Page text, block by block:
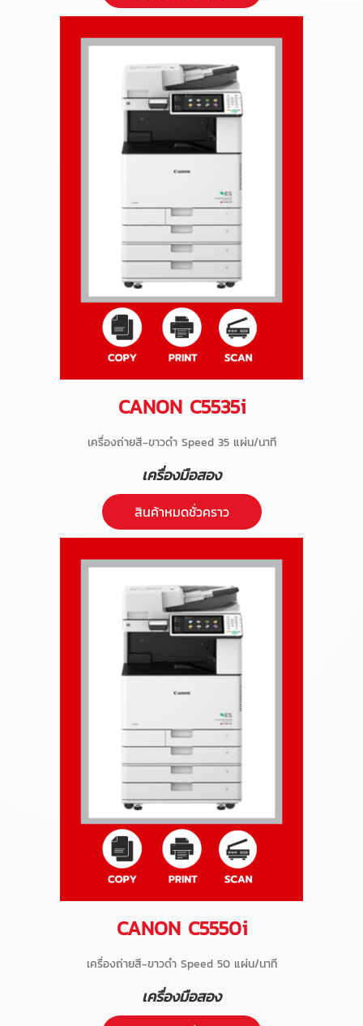
CANON C5535i
เครื่องถ่ายสี-ขาวดำ Speed 35 แผ่น/นาที
เครื่องมือสอง
สินค้าหมดชั่วคราว
CANON C5550i
เครื่องถ่ายสี-ขาวดำ Speed 50 แผ่น/นาที
เครื่องมือสอง